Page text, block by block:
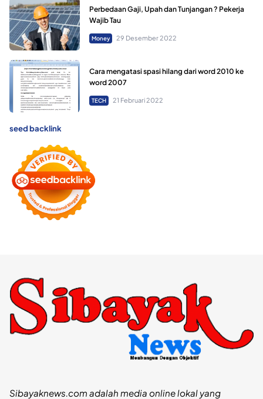
Perbedaan Gaji, Upah dan Tunjangan ? Pekerja
Wajib Tau
Money 29 Desember 2022
Cara mengatasi spasi hilang dari word 2010 ke
word 2007
TECH 21 Februari 2022
seed backlink
Sibayaknews.com adalah media online lokal yang